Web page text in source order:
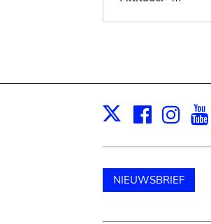
X
NIEUWSBRIEF